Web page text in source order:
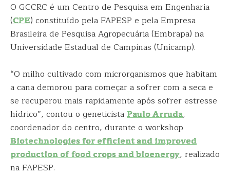
O GCCRC é um Centro de Pesquisa em Engenharia
(CPE) constituído pela FAPESP e pela Empresa
Brasileira de Pesquisa Agropecuária (Embrapa) na
Universidade Estadual de Campinas (Unicamp).
“O milho cultivado com microrganismos que habitam
a cana demorou para começar a sofrer com a seca e
se recuperou mais rapidamente após sofrer estresse
hídrico”, contou o geneticistaPaulo Arruda,
coordenador do centro, durante o workshop
Biotechnologies for efficient and improved
production of food crops and bioenergy, realizado
na FAPESP.